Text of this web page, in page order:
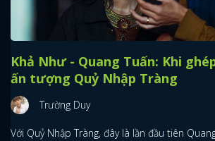
Khả Như - Quang Tuấn: Khi
ấn tượng Quỷ Nhập Tràng
Trường Duy
Với Quỷ Nhập Tràng, đây là lần đầu tiên